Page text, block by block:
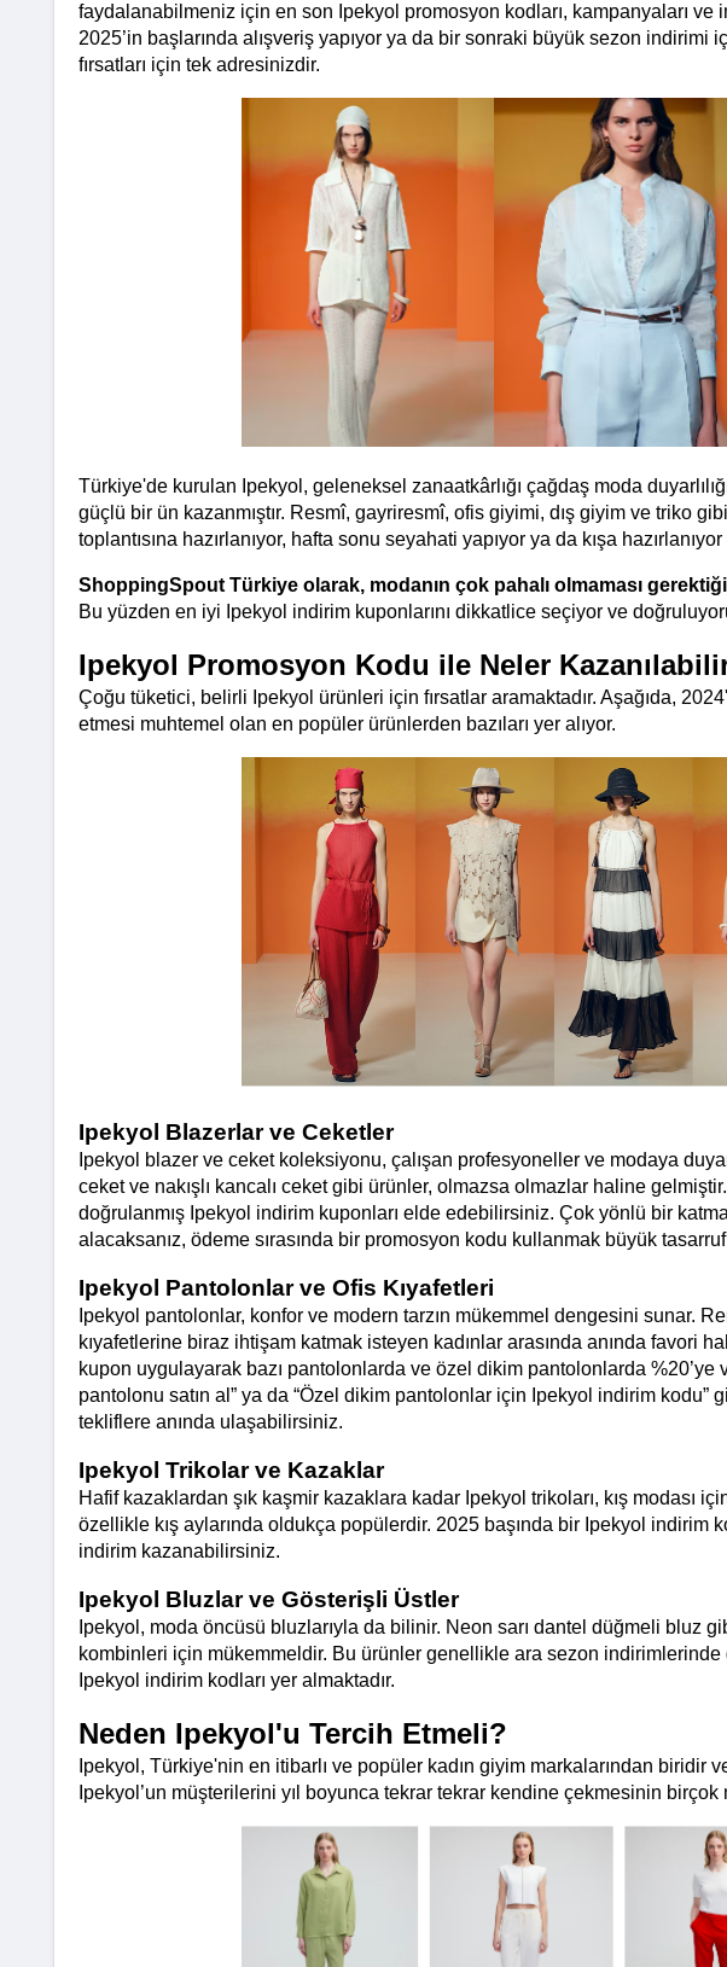
faydalanabilmeniz için en son Ipekyol promosyon kodları, kampanyaları ve
2025’in başlarında alışveriş yapıyor ya da bir sonraki büyük sezon indirimi
fırsatları için tek adresinizdir.
Türkiye'de kurulan Ipekyol, geleneksel zanaatkârlığı çağdaş moda
güçlü bir ün kazanmıştır. Resmî, gayriresmî, ofis giyimi, dış giyim ve triko
toplantısına hazırlanıyor, hafta sonu seyahati yapıyor ya da kışa
ShoppingSpout Türkiye olarak, modanın çok pahalı olmaması
Bu yüzden en iyi Ipekyol indirim kuponlarını dikkatlice seçiyor ve
Ipekyol Promosyon Kodu ile Neler
Çoğu tüketici, belirli Ipekyol ürünleri için fırsatlar aramaktadır. Aşağıda,
etmesi muhtemel olan en popüler ürünlerden bazıları yer alıyor.
Ipekyol Blazerlar ve Ceketler
Ipekyol blazer ve ceket koleksiyonu, çalışan profesyoneller ve modaya
ceket ve nakışlı kancalı ceket gibi ürünler, olmazsa olmazlar haline
doğrulanmış Ipekyol indirim kuponları elde edebilirsiniz. Çok yönlü bir
alacaksanız, ödeme sırasında bir promosyon kodu kullanmak büyük
Ipekyol Pantolonlar ve Ofis Kıyafetleri
Ipekyol pantolonlar, konfor ve modern tarzın mükemmel dengesini sunar.
kıyafetlerine biraz ihtişam katmak isteyen kadınlar arasında anında favori
kupon uygulayarak bazı pantolonlarda ve özel dikim pantolonlarda
pantolonu satın al” ya da “Özel dikim pantolonlar için Ipekyol indirim
tekliflere anında ulaşabilirsiniz.
Ipekyol Trikolar ve Kazaklar
Hafif kazaklardan şık kaşmir kazaklara kadar Ipekyol trikoları, kış modası
özellikle kış aylarında oldukça popülerdir. 2025 başında bir Ipekyol indirim
indirim kazanabilirsiniz.
Ipekyol Bluzlar ve Gösterişli Üstler
Ipekyol, moda öncüsü bluzlarıyla da bilinir. Neon sarı dantel düğmeli bluz
kombinleri için mükemmeldir. Bu ürünler genellikle ara sezon
Ipekyol indirim kodları yer almaktadır.
Neden Ipekyol'u Tercih Etmeli?
Ipekyol, Türkiye'nin en itibarlı ve popüler kadın giyim markalarından biridir
Ipekyol’un müşterilerini yıl boyunca tekrar tekrar kendine çekmesinin birçok